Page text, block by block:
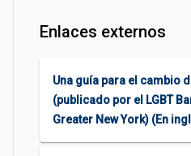
Enlaces externos
Una guía para el cambio
(publicado por el LGBT
Greater New York) (En